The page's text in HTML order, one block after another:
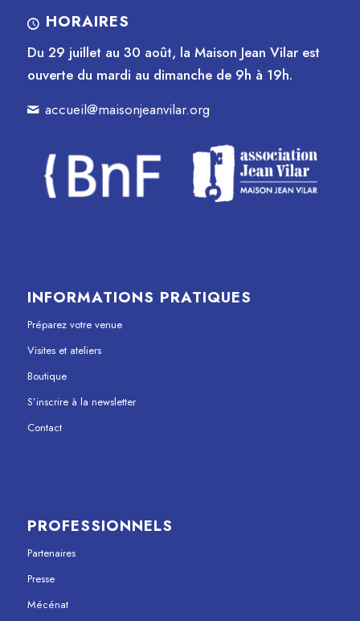
HORAIRES
Du 29 juillet au 30 août, la Maison Jean Vilar est
ouverte du mardi au dimanche de 9h à 19h.
accueil@maisonjeanvilar.org
INFORMATIONS PRATIQUES
Préparez votre venue
Visites et ateliers
Boutique
S’inscrire à la newsletter
Contact
PROFESSIONNELS
Partenaires
Presse
Mécénat